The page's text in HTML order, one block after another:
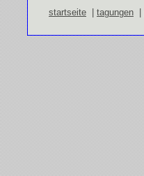
startseite | tagungen |